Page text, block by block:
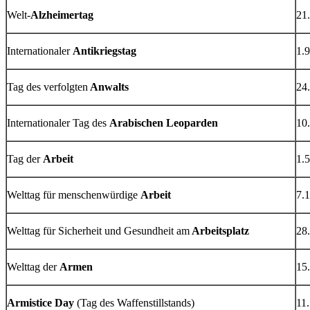
Welt-Alzheimertag
Internationaler Antikriegstag
Tag des verfolgten Anwalts
Internationaler Tag des Arabischen Leoparden
Tag der Arbeit
Welttag für menschenwürdige Arbeit
Welttag für Sicherheit und Gesundheit am Arbeitsplatz
Welttag der Armen
Armistice Day (Tag des Waffenstillstands)